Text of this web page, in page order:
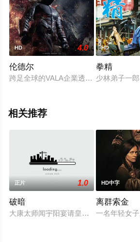
HD 4.0
伦德尔
跨足全球的VALA企業透過威脅利誘勾
HD
拳精
少林弟子一
相关推荐
正片 1.0
破暗
大康太师闻宇阳宴请皇上义子神策府神
HD中字
离群索金
一名年轻女